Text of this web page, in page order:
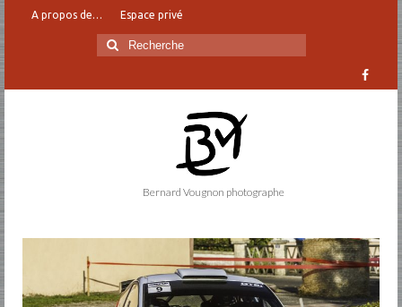
A propos de… Espace privé
Rechercher
:
Bernard Vougnon photographe